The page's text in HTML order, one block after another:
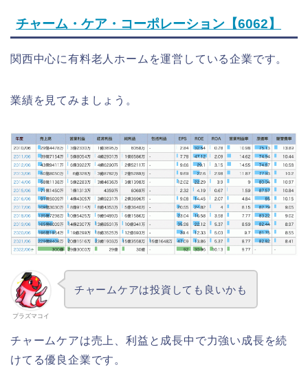
チャーム・ケア・コーポレーション【6062】
関西中心に有料老人ホームを運営している企業です。
業績を見てみましょう。
プラズマコイ
チャームケアは投資しても良いかも
チャームケアは売上、利益と成長中で力強い成長を続
けてる優良企業です。